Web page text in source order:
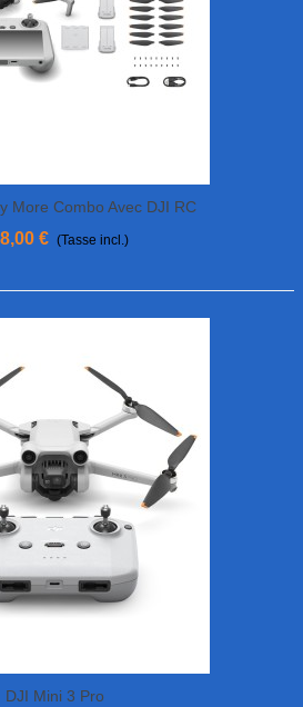
More Combo Avec DJI RC
€ (Tasse incl.)
DJI Mini 3 Pro